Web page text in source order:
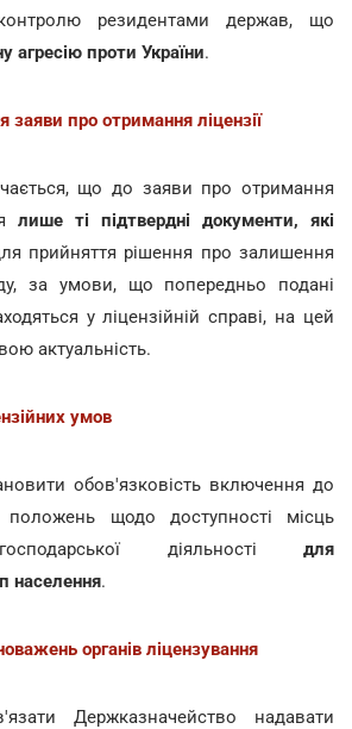
резидентами держав, що
агресію проти України.
заяви про отримання ліцензії
що до заяви про отримання
лише ті підтвердні документи, які
прийняття рішення про залишення
за умови, що попередньо подані
у ліцензійній справі, на цей
актуальність.
умов
обов'язковість включення до
положень щодо доступності місць
діяльності для
населення.
органів ліцензування
Держказначейство надавати